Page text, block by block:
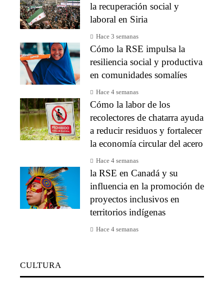
la recuperación social y
laboral en Siria
Hace 3 semanas
Cómo la RSE impulsa la
resiliencia social y productiva
en comunidades somalíes
Hace 4 semanas
Cómo la labor de los
recolectores de chatarra ayuda
a reducir residuos y fortalecer
la economía circular del acero
Hace 4 semanas
la RSE en Canadá y su
influencia en la promoción de
proyectos inclusivos en
territorios indígenas
Hace 4 semanas
CULTURA